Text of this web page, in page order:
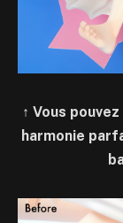
↑ Vous
harmonie